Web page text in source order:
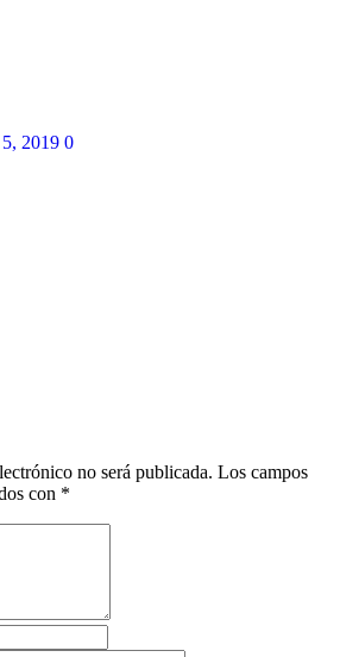
2019 0
no será publicada. Los campos
con *